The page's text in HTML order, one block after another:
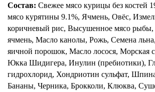
Состав: Свежее мясо курицы без костей
мясо курятины 9.1%, Ячмень, Овёс,
коричневый рис, Высушенное мясо
ячмень, Масло канолы, Рожь, Семена
яичной порошок, Масло лосося, Морская
Юкка Шидигера, Инулин (пребиотики),
гидрохлорид, Хондриотин сульфат,
Бананы, Черника, Брокколи, Клюква,